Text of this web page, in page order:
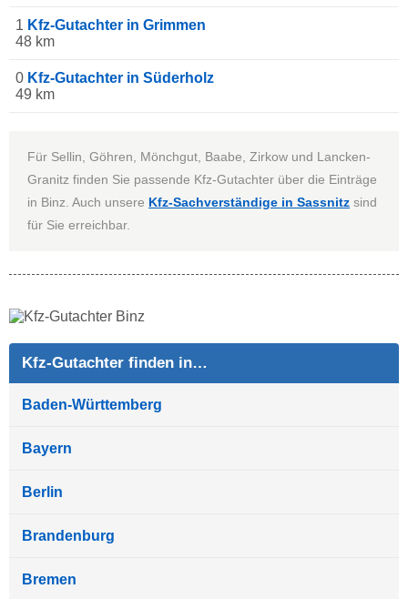
1 Kfz-Gutachter in Grimmen
48 km
0 Kfz-Gutachter in Süderholz
49 km
Für Sellin, Göhren, Mönchgut, Baabe, Zirkow und Lancken-
Granitz finden Sie passende Kfz-Gutachter über die Einträge
in Binz. Auch unsere Kfz-Sachverständige in Sassnitz sind
für Sie erreichbar.
Kfz-Gutachter finden in…
Baden-Württemberg
Bayern
Berlin
Brandenburg
Bremen